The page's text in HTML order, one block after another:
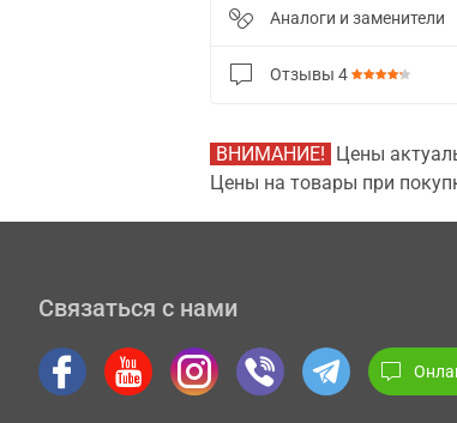
Аналоги и заменители
Отзывы 4
ВНИМАНИЕ! Цены
Цены на товары при
Связаться с нами